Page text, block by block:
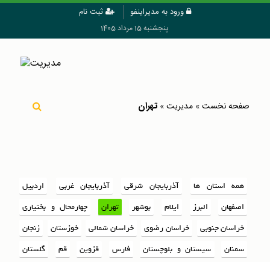
ورود به مدیراینفو ثبت نام
پنجشنبه 15 مرداد 1405
صفحه نخست» مدیریت» تهران
همه استان ها آذربایجان شرقی آذربایجان غربی
اردبیل
اصفهان
البرز ایلام بوشهر تهران
چهارمحال و بختیاری
خراسان جنوبی
خراسان رضوی خراسان شمالی خوزستان
زنجان
سمنان
سیستان و بلوچستان فارس قزوین قم
گلستان